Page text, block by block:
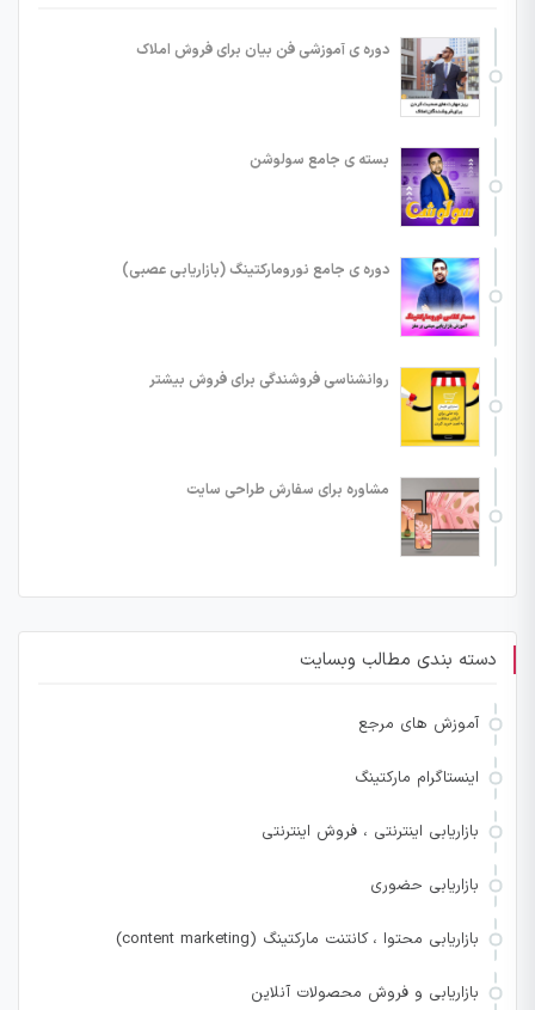
دوره ی آموزشی فن بیان برای فروش املاک
بسته ی جامع سولوشن
دوره ی جامع نورومارکتینگ (بازاریابی عصبی)
روانشناسی فروشندگی برای فروش بیشتر
مشاوره برای سفارش طراحی سایت
دسته بندی مطالب وبسایت
آموزش های مرجع
اینستاگرام مارکتینگ
بازاریابی اینترنتی ، فروش اینترنتی
بازاریابی حضوری
بازاریابی محتوا ، کانتنت مارکتینگ (content marketing)
بازاریابی و فروش محصولات آنلاین